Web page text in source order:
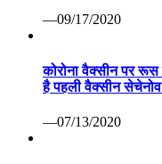
—09/17/2020
कोरोना वैक्सीन पर
है पहली वैक्सीन सेचेनोव
—07/13/2020